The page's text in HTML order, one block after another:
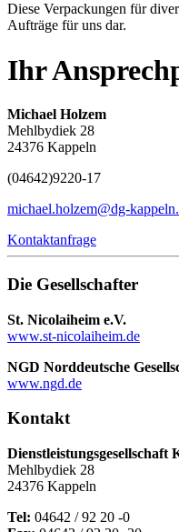
Diese Verpackungen für
Aufträge für uns dar.
Ihr
Michael Holzem
Mehlbydiek 28
24376 Kappeln
(04642)9220-17
michael.holzem@dg-
Kontaktanfrage
Die Gesellschafter
St. Nicolaiheim e.V.
www.st-nicolaiheim.de
NGD Norddeutsche
www.ngd.de
Kontakt
Dienstleistungsgesellschaft
Mehlbydiek 28
24376 Kappeln
Tel: 04642 / 92 20 -0